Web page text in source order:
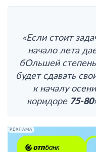
«Если стоит
начало лета
бОльшей
будет сдавать
к началу
коридоре 75-80
РЕКЛАМА